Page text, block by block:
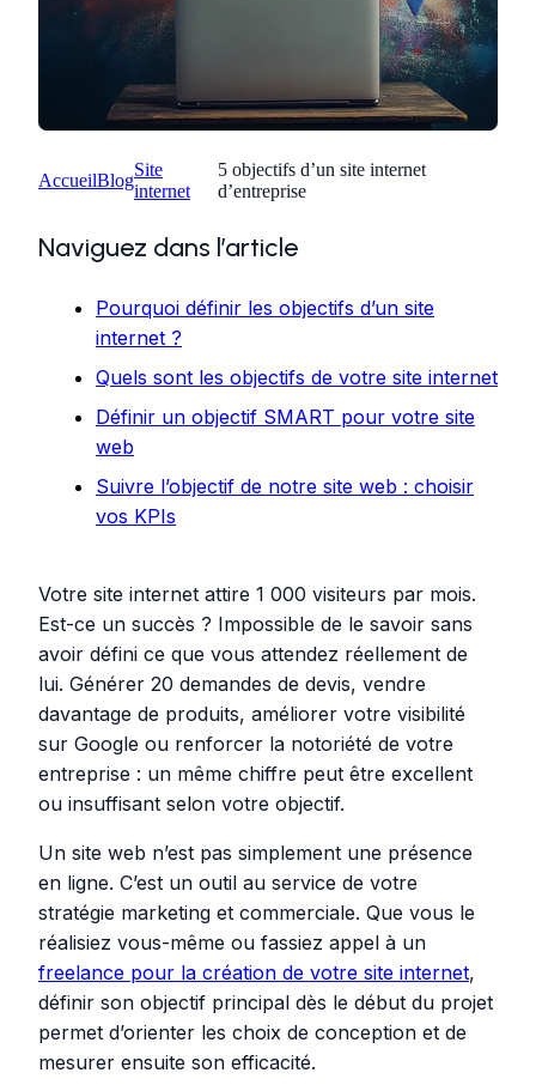
AccueilBlog
Site
internet
5 objectifs d’un site internet
d’entreprise
Naviguez dans l’article
Pourquoi définir les objectifs d’un site
internet ?
Quels sont les objectifs de votre site internet
Définir un objectif SMART pour votre site
web
Suivre l’objectif de notre site web : choisir
vos KPIs
Votre site internet attire 1 000 visiteurs par mois.
Est-ce un succès ? Impossible de le savoir sans
avoir défini ce que vous attendez réellement de
lui. Générer 20 demandes de devis, vendre
davantage de produits, améliorer votre visibilité
sur Google ou renforcer la notoriété de votre
entreprise : un même chiffre peut être excellent
ou insuffisant selon votre objectif.
Un site web n’est pas simplement une présence
en ligne. C’est un outil au service de votre
stratégie marketing et commerciale. Que vous le
réalisiez vous-même ou fassiez appel à un
freelance pour la création de votre site internet,
définir son objectif principal dès le début du projet
permet d’orienter les choix de conception et de
mesurer ensuite son efficacité.